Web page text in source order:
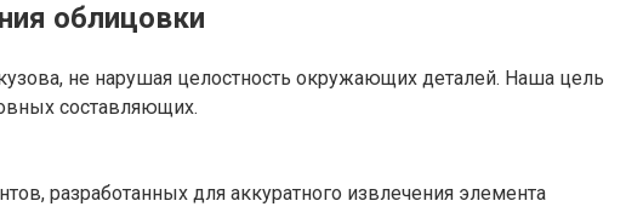
облицовки
не нарушая целостность окружающих деталей. Наша цель
составляющих.
разработанных для аккуратного извлечения элемента